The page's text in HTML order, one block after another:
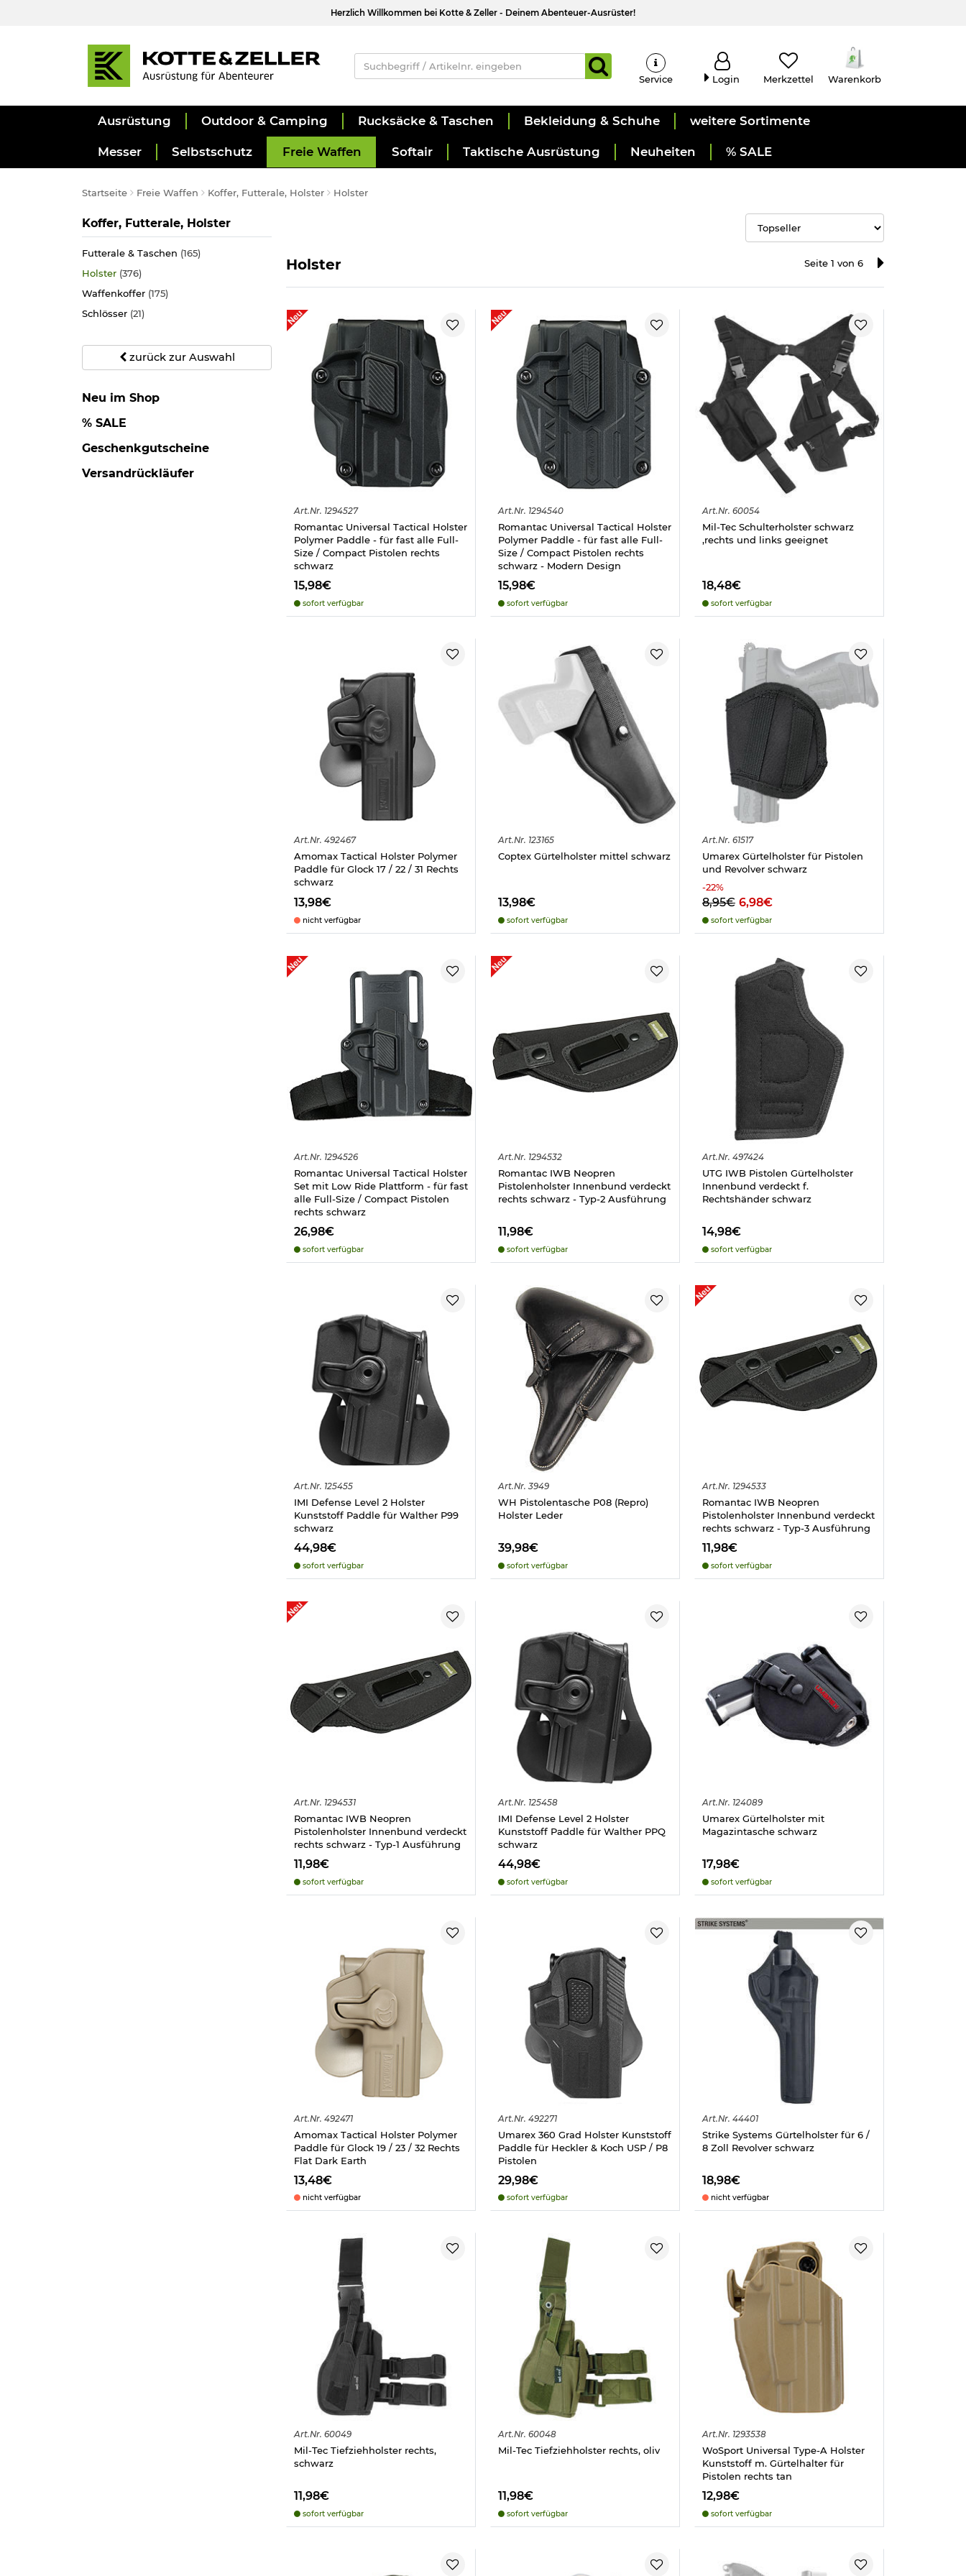
Herzlich Willkommen bei Kotte & Zeller - Deinem Abenteuer-Ausrüster!
Service Login Merkzettel Warenkorb
Ausrüstung Outdoor & Camping Rucksäcke & Taschen Bekleidung & Schuhe weitere Sortimente
Messer Selbstschutz Freie Waffen Softair Taktische Ausrüstung Neuheiten % SALE
Startseite Freie Waffen Koffer, Futterale, Holster Holster
Kategorie
Koffer, Futterale, Holster
Futterale & Taschen (165)
Holster (376)
Waffenkoffer (175)
Schlösser (21)
zurück zur Auswahl
Neu im Shop
% SALE
Geschenkgutscheine
Versandrückläufer
Holster Seite 1 von 6
Art.Nr. 1294527
Romantac Universal Tactical Holster
Polymer Paddle - für fast alle Full-
Size / Compact Pistolen rechts
schwarz
15,98€
sofort verfügbar
Art.Nr. 1294540
Romantac Universal Tactical Holster
Polymer Paddle - für fast alle Full-
Size / Compact Pistolen rechts
schwarz - Modern Design
15,98€
sofort verfügbar
Art.Nr. 60054
Mil-Tec Schulterholster schwarz
,rechts und links geeignet
18,48€
sofort verfügbar
Art.Nr. 492467
Amomax Tactical Holster Polymer
Paddle für Glock 17 / 22 / 31 Rechts
schwarz
13,98€
nicht verfügbar
Art.Nr. 123165
Coptex Gürtelholster mittel schwarz
13,98€
sofort verfügbar
Art.Nr. 61517
Umarex Gürtelholster für Pistolen
und Revolver schwarz
-22%
8,95€ 6,98€
sofort verfügbar
Art.Nr. 1294526
Romantac Universal Tactical Holster
Set mit Low Ride Plattform - für fast
alle Full-Size / Compact Pistolen
rechts schwarz
26,98€
sofort verfügbar
Art.Nr. 1294532
Romantac IWB Neopren
Pistolenholster Innenbund verdeckt
rechts schwarz - Typ-2 Ausführung
11,98€
sofort verfügbar
Art.Nr. 497424
UTG IWB Pistolen Gürtelholster
Innenbund verdeckt f.
Rechtshänder schwarz
14,98€
sofort verfügbar
Art.Nr. 125455
IMI Defense Level 2 Holster
Kunststoff Paddle für Walther P99
schwarz
44,98€
sofort verfügbar
Art.Nr. 3949
WH Pistolentasche P08 (Repro)
Holster Leder
39,98€
sofort verfügbar
Art.Nr. 1294533
Romantac IWB Neopren
Pistolenholster Innenbund verdeckt
rechts schwarz - Typ-3 Ausführung
11,98€
sofort verfügbar
Art.Nr. 1294531
Romantac IWB Neopren
Pistolenholster Innenbund verdeckt
rechts schwarz - Typ-1 Ausführung
11,98€
sofort verfügbar
Art.Nr. 125458
IMI Defense Level 2 Holster
Kunststoff Paddle für Walther PPQ
schwarz
44,98€
sofort verfügbar
Art.Nr. 124089
Umarex Gürtelholster mit
Magazintasche schwarz
17,98€
sofort verfügbar
Art.Nr. 492471
Amomax Tactical Holster Polymer
Paddle für Glock 19 / 23 / 32 Rechts
Flat Dark Earth
13,48€
nicht verfügbar
Art.Nr. 492271
Umarex 360 Grad Holster Kunststoff
Paddle für Heckler & Koch USP / P8
Pistolen
29,98€
sofort verfügbar
Art.Nr. 44401
Strike Systems Gürtelholster für 6 /
8 Zoll Revolver schwarz
18,98€
nicht verfügbar
Art.Nr. 60049
Mil-Tec Tiefziehholster rechts,
schwarz
11,98€
sofort verfügbar
Art.Nr. 60048
Mil-Tec Tiefziehholster rechts, oliv
11,98€
sofort verfügbar
Art.Nr. 1293538
WoSport Universal Type-A Holster
Kunststoff m. Gürtelhalter für
Pistolen rechts tan
12,98€
sofort verfügbar